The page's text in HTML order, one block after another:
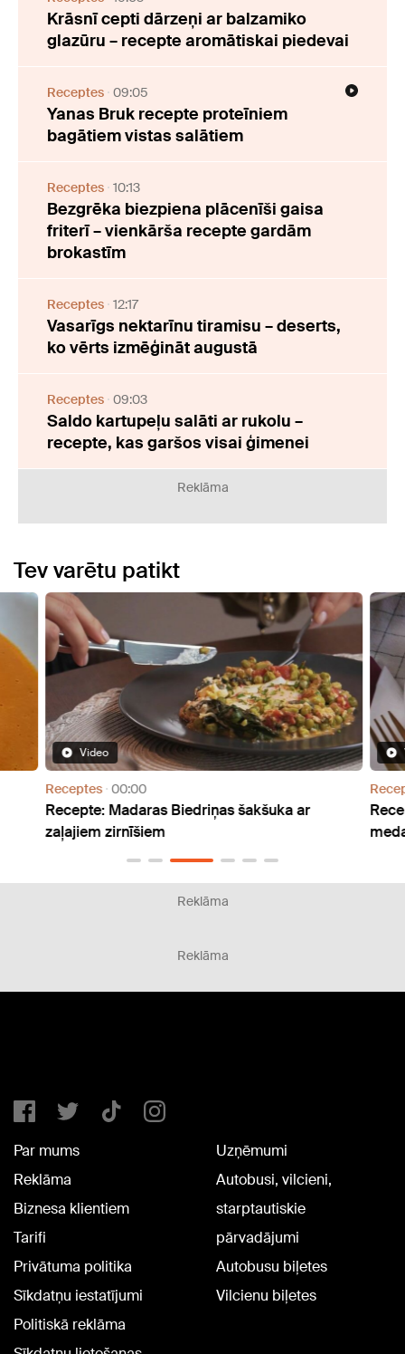
Krāsnī cepti dārzeņi ar balzamiko
glazūru – recepte aromātiskai piedevai
Receptes 09:05
Yanas Bruk recepte proteīniem
bagātiem vistas salātiem
Receptes 10:13
Bezgrēka biezpiena plācenīši gaisa
friterī – vienkārša recepte gardām
brokastīm
Receptes 12:17
Vasarīgs nektarīnu tiramisu – deserts,
ko vērts izmēģināt augustā
Receptes 09:03
Saldo kartupeļu salāti ar rukolu –
recepte, kas garšos visai ģimenei
Reklāma
Tev varētu patikt
Video
Receptes 00:00
Recepte: Madaras Biedriņas šakšuka ar
zaļajiem zirnīšiem
Reklāma
Reklāma
Par mums
Reklāma
Biznesa klientiem
Tarifi
Privātuma politika
Sīkdatņu iestatījumi
Politiskā reklāma
Uzņēmumi
Autobusi, vilcieni,
starptautiskie
pārvadājumi
Autobusu biļetes
Vilcienu biļetes